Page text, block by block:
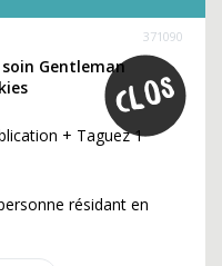
371090
Gentleman
+ Taguez 1
résidant en